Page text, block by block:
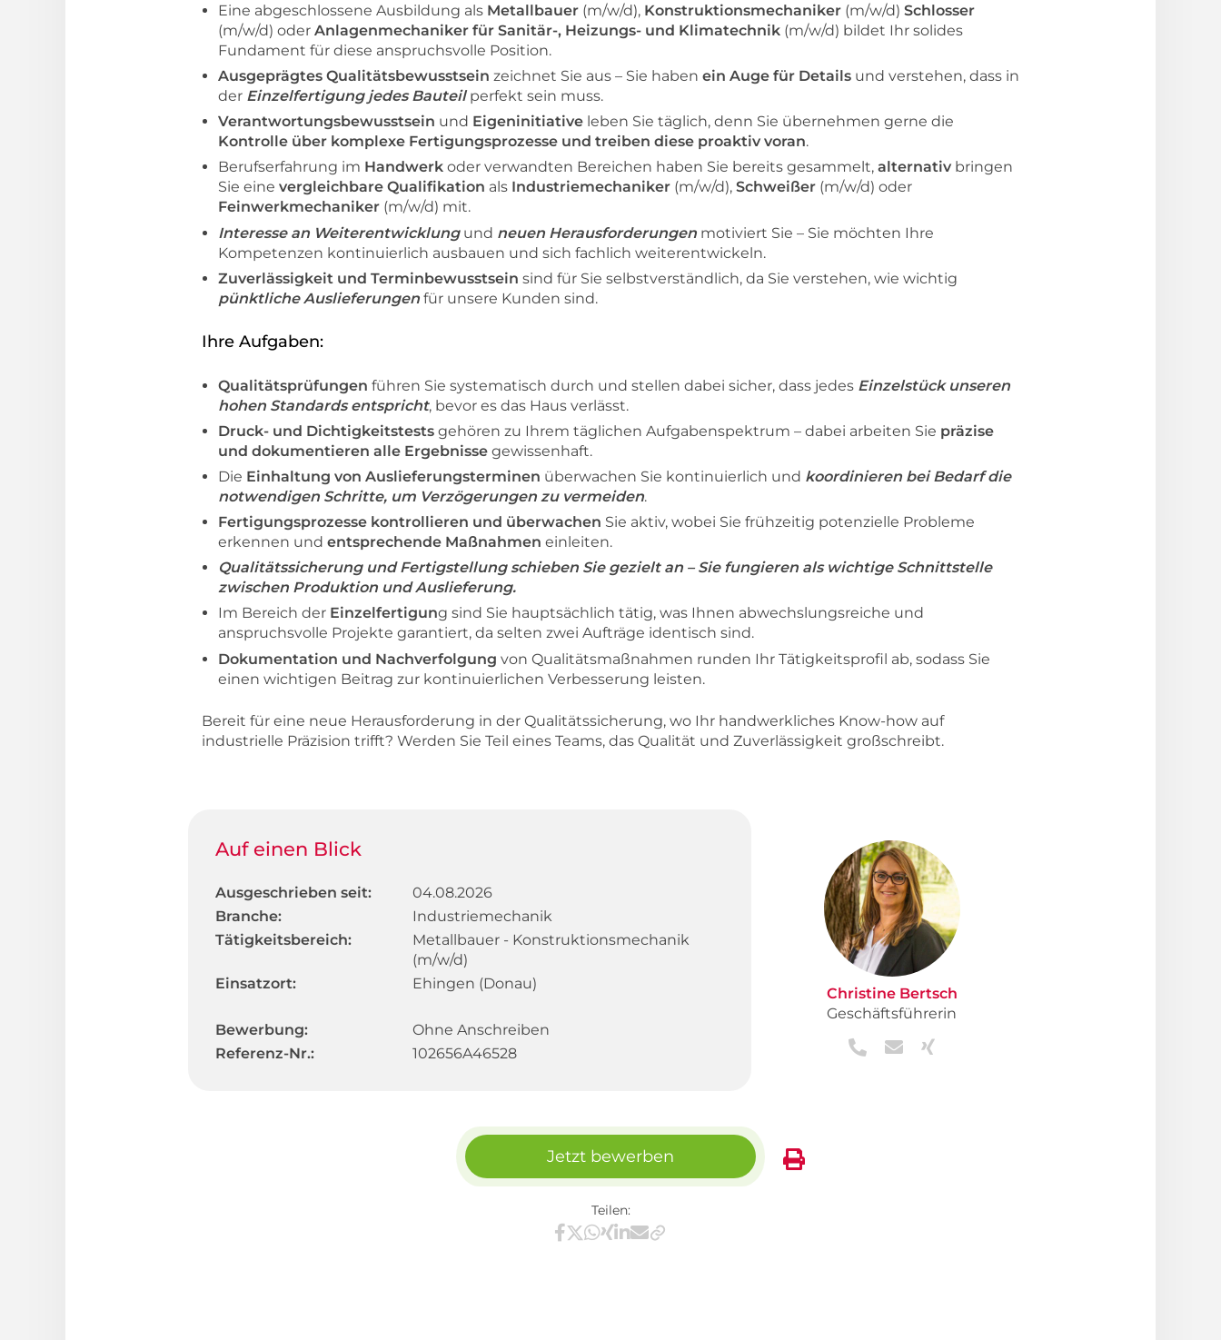
Eine abgeschlossene Ausbildung als Metallbauer (m/w/d), Konstruktionsmechaniker (m/w/d) Schlosser
(m/w/d) oder Anlagenmechaniker für Sanitär-, Heizungs- und Klimatechnik (m/w/d) bildet Ihr solides
Fundament für diese anspruchsvolle Position.
Ausgeprägtes Qualitätsbewusstsein zeichnet Sie aus – Sie haben ein Auge für Details und verstehen, dass in
der Einzelfertigung jedes Bauteilperfekt sein muss.
Verantwortungsbewusstsein und Eigeninitiative leben Sie täglich, denn Sie übernehmen gerne die
Kontrolle über komplexe Fertigungsprozesse und treiben diese proaktiv voran.
Berufserfahrung im Handwerk oder verwandten Bereichen haben Sie bereits gesammelt, alternativ bringen
Sie eine vergleichbare Qualifikation als Industriemechaniker (m/w/d), Schweißer (m/w/d) oder
Feinwerkmechaniker (m/w/d) mit.
Interesse an Weiterentwicklungund neuen Herausforderungen motiviert Sie – Sie möchten Ihre
Kompetenzen kontinuierlich ausbauen und sich fachlich weiterentwickeln.
Zuverlässigkeit und Terminbewusstsein sind für Sie selbstverständlich, da Sie verstehen, wie wichtig
pünktliche Auslieferungen für unsere Kunden sind.
Ihre Aufgaben:
Qualitätsprüfungen führen Sie systematisch durch und stellen dabei sicher, dass jedes Einzelstück unseren
hohen Standards entspricht, bevor es das Haus verlässt.
Druck- und Dichtigkeitstests gehören zu Ihrem täglichen Aufgabenspektrum – dabei arbeiten Sie präzise
und dokumentieren alle Ergebnisse gewissenhaft.
Die Einhaltung von Auslieferungsterminen überwachen Sie kontinuierlich und koordinieren bei Bedarf die
notwendigen Schritte, um Verzögerungen zu vermeiden.
Fertigungsprozesse kontrollieren und überwachen Sie aktiv, wobei Sie frühzeitig potenzielle Probleme
erkennen und entsprechende Maßnahmen einleiten.
Qualitätssicherung und Fertigstellung schieben Sie gezielt an – Sie fungieren als wichtige Schnittstelle
zwischen Produktion und Auslieferung.
Im Bereich der Einzelfertigung sind Sie hauptsächlich tätig, was Ihnen abwechslungsreiche und
anspruchsvolle Projekte garantiert, da selten zwei Aufträge identisch sind.
Dokumentation und Nachverfolgung von Qualitätsmaßnahmen runden Ihr Tätigkeitsprofil ab, sodass Sie
einen wichtigen Beitrag zur kontinuierlichen Verbesserung leisten.
Bereit für eine neue Herausforderung in der Qualitätssicherung, wo Ihr handwerkliches Know-how auf
industrielle Präzision trifft? Werden Sie Teil eines Teams, das Qualität und Zuverlässigkeit großschreibt.
Auf einen Blick
Ausgeschrieben seit:
04.08.2026
Branche:
Industriemechanik
Tätigkeitsbereich:
Metallbauer - Konstruktionsmechanik
(m/w/d)
Einsatzort:
Ehingen (Donau)
Bewerbung:
Ohne Anschreiben
Referenz-Nr.:
102656A46528
Christine Bertsch
Geschäftsführerin
Jetzt bewerben
Teilen:
Teilen via Facebook
Teilen via X / Twitter
Teilen via WhatsApp
Teilen via Xing
Teilen via LinkedIn
Teilen via E-Mail